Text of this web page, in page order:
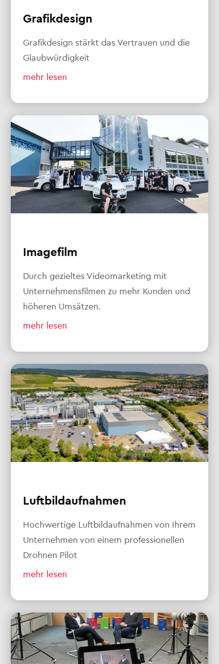
Grafikdesign
Grafikdesign stärkt das Vertrauen und die
Glaubwürdigkeit
mehr lesen
Imagefilm
Durch gezieltes Videomarketing mit
Unternehmensfilmen zu mehr Kunden und
höheren Umsätzen.
mehr lesen
Luftbildaufnahmen
Hochwertige Luftbildaufnahmen von Ihrem
Unternehmen von einem professionellen
Drohnen Pilot
mehr lesen